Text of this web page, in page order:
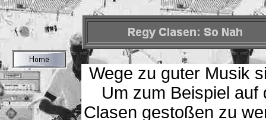
Wege zu guter Musik
Um zum Beispiel auf
Clasen gestoßen zu